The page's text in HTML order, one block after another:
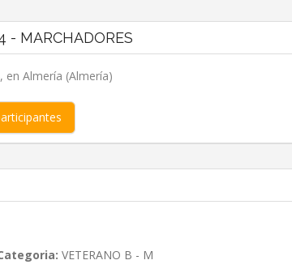
- MARCHADORES
en Almería (Almería)
VETERANO B - M